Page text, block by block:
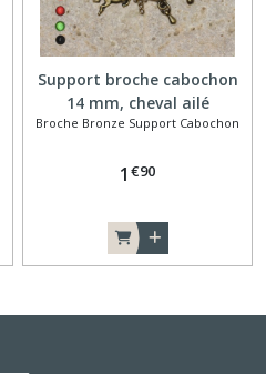
Support broche cabochon
14 mm, cheval ailé
Broche Bronze Support Cabochon
1 €90